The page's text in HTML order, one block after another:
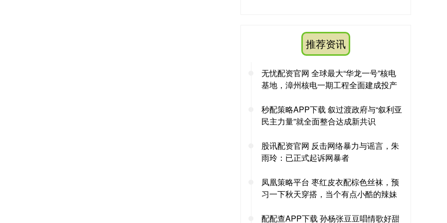
推荐资讯
无忧配资官网 全球最大“华龙一号”核电
基地，漳州核电一期工程全面建成投产
秒配策略APP下载 叙过渡政府与“叙利亚
民主力量”就全面整合达成新共识
股讯配资官网 反击网络暴力与谣言，朱
雨玲：已正式起诉网暴者
凤凰策略平台 枣红皮衣配棕色丝袜，预
习一下秋天穿搭，当个有点小酷的辣妹
配配查APP下载 孙杨张豆豆唱情歌好甜